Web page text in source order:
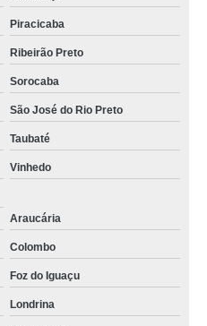
Piracicaba
Ribeirão Preto
Sorocaba
São José do Rio Preto
Taubaté
Vinhedo
Araucária
Colombo
Foz do Iguaçu
Londrina